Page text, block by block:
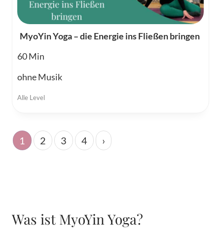
MyoYin Yoga – die Energie ins Fließen bringen
60
ohne Musik
Alle Level
1 2 3 4 ›
Was ist MyoYin Yoga?